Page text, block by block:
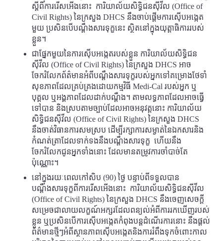
ស្តីពីការរើសអើងនោះ ការិយាល័យសិទ្ធិជនស៊ីវីល (Office of
Civil Rights) នៃក្រសួង DHCS នឹងចាប់ផ្តើមការស៊ើបអង្កេត
មួយ ប្រសិនបើបណ្តឹងសារទុក្ខនេះ ស្ថិតនៅក្នុងយុត្តាធិការរបស់
ខ្លួន។
ជាផ្នែកមួយនៃការស៊ើបអង្កេតរបស់ខ្លួន ការិយាល័យសិទ្ធិជន
ស៊ីវីល (Office of Civil Rights) នៃក្រសួង DHCS អាច
ចែករំលែកព័ត៌មានអំពីបណ្តឹងសារទុក្ខរបស់អ្នកទៅគម្រោងថែទាំ
សុខភាពដែលគ្រប់គ្រងដោយកម្មវិធី Medi-Cal របស់អ្នក ឬ
បុគ្គល ឬអង្គភាពដែលដាក់បណ្តឹង។ តាមលទ្ធភាពដែលអាចធ្វើ
ទៅបាន និងស្របតាមច្បាប់ដែលអាចអនុវត្តនោះ ការិយាល័យ
សិទ្ធិជនស៊ីវីល (Office of Civil Rights) នៃក្រសួង DHCS
នឹងចាត់វិធានការសមស្រប ដើម្បីរក្សាការសម្ងាត់នៃឯកសារនិង
កំណត់ត្រាដែលទាក់ទងនឹងបណ្តឹងសារទុក្ខ ហើយនឹង
ចែករំលែកជូនអ្នកទាំងនោះ ដែលមានតម្រូវការចាំបាច់តែ
ប៉ុណ្ណោះ។
នៅក្នុងរយៈពេលកៅសិប (90) ថ្ងៃ បន្ទាប់ពីទទួលបាន
បណ្តឹងសារទុក្ខពីការរើសអើងនោះ ការិយាល័យសិទ្ធិជនស៊ីវីល
(Office of Civil Rights) នៃក្រសួង DHCS នឹងចេញសេចក្តី
សម្រេចជាលាយលក្ខណ៍អក្សរដែលពន្យល់អំពីការរកឃើញរបស់
ខ្លួន ឬប្រសិនបើការស៊ើបអង្កេតកំពុងបន្តដំណើរការនោះ នឹងផ្តល់
ព័ត៌មានថ្មីៗអំពីស្ថានភាពស៊ើបអង្កេតនិងការរំពឹងទុកចំពោះកាល